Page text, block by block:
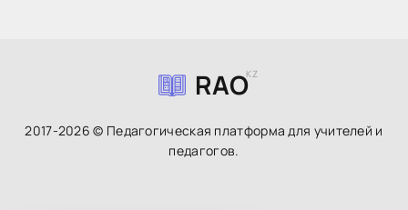
RAOKZ
2017-2026 © Педагогическая платформа для учителей и
педагогов.